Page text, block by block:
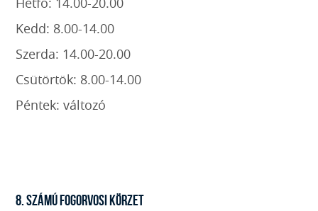
Kedd: 8.00-14.00
Szerda: 14.00-20.00
Csütörtök: 8.00-14.00
Péntek: változó
8. SZÁMÚ FOGORVOSI KÖRZET